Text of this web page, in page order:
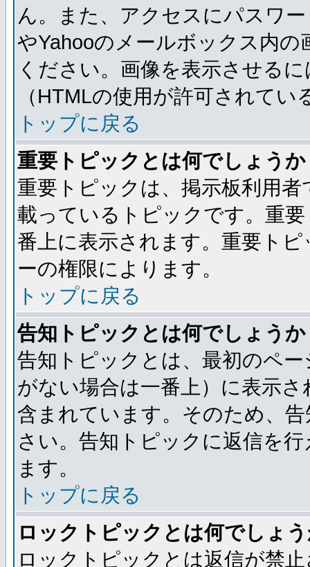
ん。また、アクセスにパスワ
やYahooのメールボックス内
ください。画像を表示させる
（HTMLの使用が許可されて
トップに戻る
重要トピックとは何でしょうか
重要トピックは、掲示板利用
載っているトピックです。重
番上に表示されます。重要ト
ーの権限によります。
トップに戻る
告知トピックとは何でしょうか
告知トピックとは、最初のペ
がない場合は一番上）に表示
含まれています。そのため、
さい。告知トピックに返信を
ます。
トップに戻る
ロックトピックとは何でしょ
ロックトピックとは返信が禁